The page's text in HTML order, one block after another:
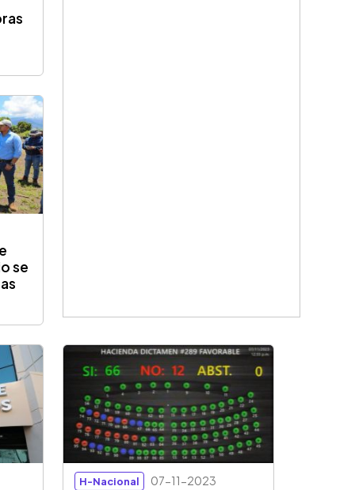
se
H-Nacional 07-11-2023